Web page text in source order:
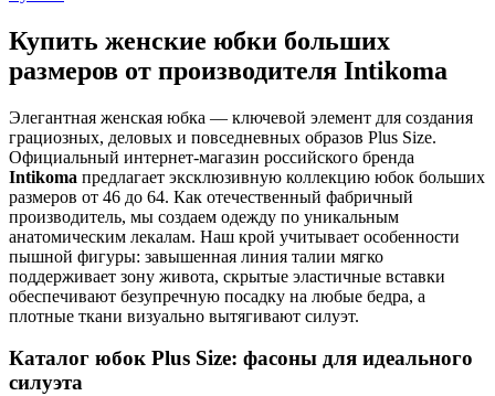
Купить женские юбки больших
размеров от производителя Intikoma
Элегантная женская юбка — ключевой элемент для создания
грациозных, деловых и повседневных образов Plus Size.
Официальный интернет-магазин российского бренда
Intikoma предлагает эксклюзивную коллекцию юбок больших
размеров от 46 до 64. Как отечественный фабричный
производитель, мы создаем одежду по уникальным
анатомическим лекалам. Наш крой учитывает особенности
пышной фигуры: завышенная линия талии мягко
поддерживает зону живота, скрытые эластичные вставки
обеспечивают безупречную посадку на любые бедра, а
плотные ткани визуально вытягивают силуэт.
Каталог юбок Plus Size: фасоны для идеального
силуэта